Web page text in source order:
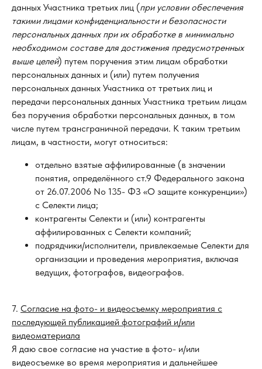
данных Участника третьих лиц (при условии обеспечения
такими лицами конфиденциальности и безопасности
персональных данных при их обработке в минимально
необходимом составе для достижения предусмотренных
выше целей) путем поручения этим лицам обработки
персональных данных и (или) путем получения
персональных данных Участника от третьих лиц и
передачи персональных данных Участника третьим лицам
без поручения обработки персональных данных, в том
числе путем трансграничной передачи. К таким третьим
лицам, в частности, могут относиться:
отдельно взятые аффилированные (в значении
понятия, определённого ст.9 Федерального закона
от 26.07.2006 No 135- ФЗ «О защите конкуренции»)
с Селекти лица;
контрагенты Селекти и (или) контрагенты
аффилированных с Селекти компаний;
подрядчики/исполнители, привлекаемые Селекти для
организации и проведения мероприятия, включая
ведущих, фотографов, видеографов.
7. Согласие на фото- и видеосъемку мероприятия с
последующей публикацией фотографий и/или
видеоматериала
Я даю свое согласие на участие в фото- и/или
видеосъемке во время мероприятия и дальнейшее